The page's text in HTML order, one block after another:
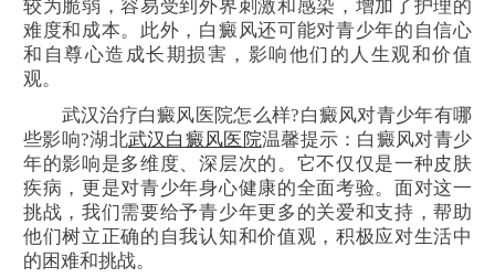
较为脆弱，容易受到外界刺激和感染，增加了护理的
难度和成本。此外，白癜风还可能对青少年的自信心
和自尊心造成长期损害，影响他们的人生观和价值
观。
武汉治疗白癜风医院怎么样?白癜风对青少年有哪
些影响?湖北武汉白癜风医院温馨提示：白癜风对青少
年的影响是多维度、深层次的。它不仅仅是一种皮肤
疾病，更是对青少年身心健康的全面考验。面对这一
挑战，我们需要给予青少年更多的关爱和支持，帮助
他们树立正确的自我认知和价值观，积极应对生活中
的困难和挑战。